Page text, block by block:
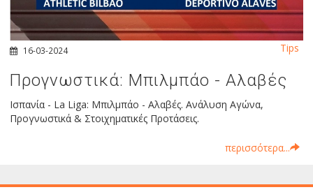
16-03-2024
Προγνωστικά: Μπιλμπάο - Αλαβές
Ισπανία - La Liga: Μπιλμπάο - Αλαβές. Ανάλυση Αγώνα,
Προγνωστικά & Στοιχηματικές Προτάσεις.
περισσότερα...
Tips